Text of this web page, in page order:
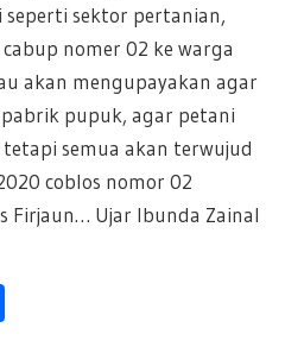
sektor pertanian,
nomer 02 ke warga
akan mengupayakan agar
pupuk, agar petani
semua akan terwujud
coblos nomor 02
Firjaun… Ujar Ibunda Zainal